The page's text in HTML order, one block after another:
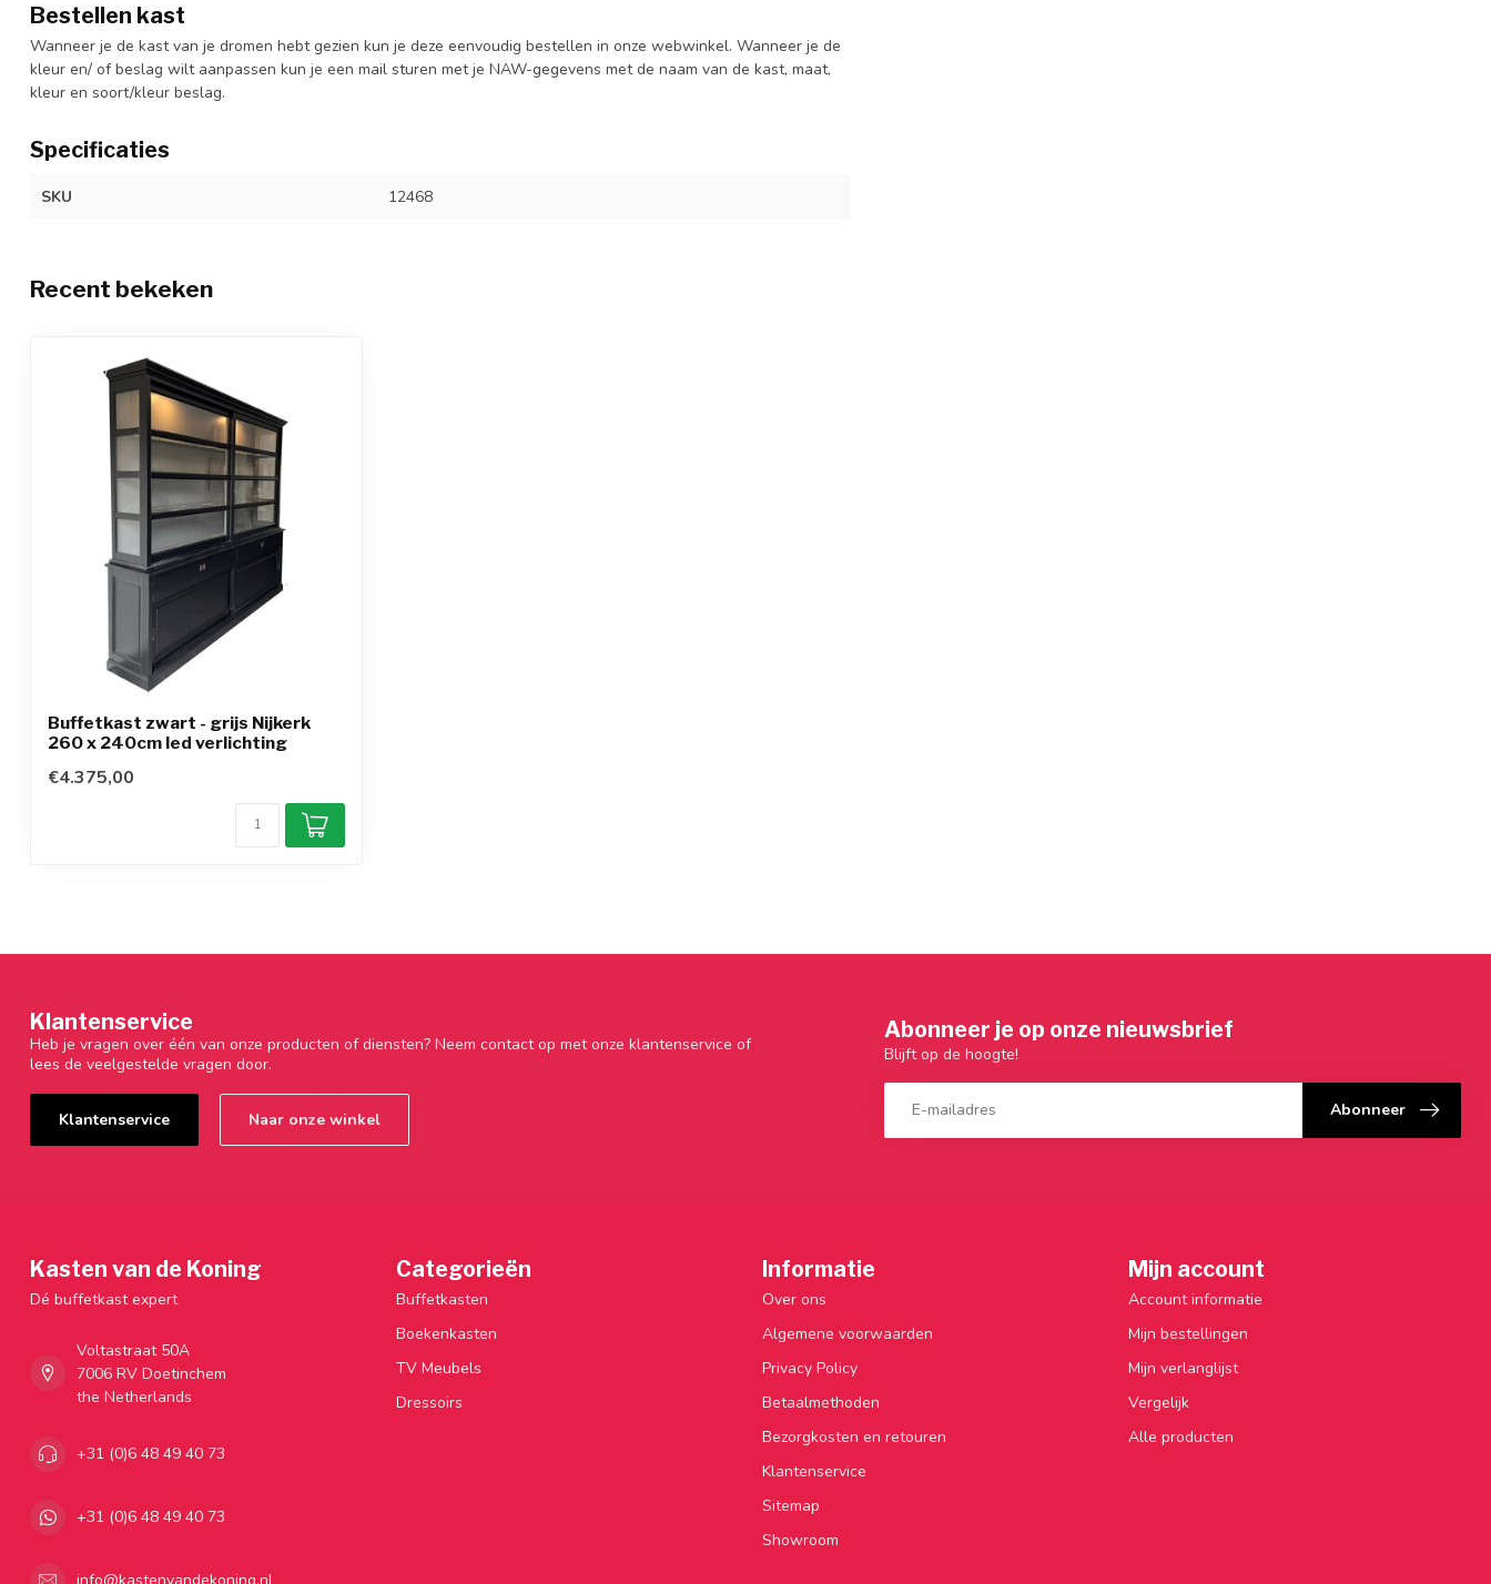
Bestellen kast
Wanneer je de kast van je dromen hebt gezien kun je deze eenvoudig bestellen in onze webwinkel. Wanneer je de
kleur en/ of beslag wilt aanpassen kun je een mail sturen met je NAW-gegevens met de naam van de kast, maat,
kleur en soort/kleur beslag.
Specificaties
SKU 12468
Recent bekeken
Buffetkast zwart - grijs Nijkerk
260 x 240cm led verlichting
€4.375,00
Klantenservice
Heb je vragen over één van onze producten of diensten? Neem contact op met onze klantenservice of
lees de veelgestelde vragen door.
Klantenservice Naar onze winkel
Abonneer je op onze nieuwsbrief
Blijft op de hoogte!
Abonneer
Kasten van de Koning
Dé buffetkast expert
Voltastraat 50A
7006 RV Doetinchem
the Netherlands
+31 (0)6 48 49 40 73
+31 (0)6 48 49 40 73
Categorieën
Buffetkasten
Boekenkasten
TV Meubels
Dressoirs
Informatie
Over ons
Algemene voorwaarden
Privacy Policy
Betaalmethoden
Bezorgkosten en retouren
Klantenservice
Sitemap
Showroom
Mijn account
Account informatie
Mijn bestellingen
Mijn verlanglijst
Vergelijk
Alle producten